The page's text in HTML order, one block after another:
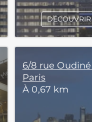
6/8 rue Oudiné
Paris
À 0,67 km